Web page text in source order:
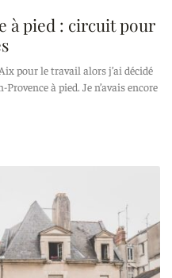
à pied : circuit pour
pour le travail alors j’ai décidé
à pied. Je n’avais encore